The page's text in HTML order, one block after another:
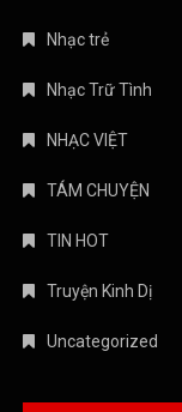
Nhạc trẻ
Nhạc Trữ Tình
NHẠC VIỆT
TÁM CHUYỆN
TIN HOT
Truyện Kinh Dị
Uncategorized